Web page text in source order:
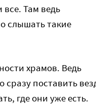
Там ведь
слышать такие
храмов. Ведь
поставить
где они уже есть.